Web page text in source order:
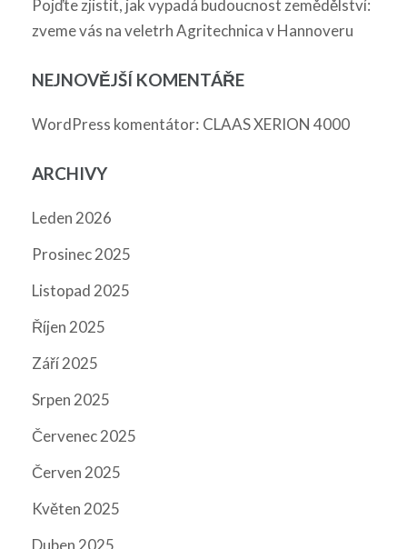
Pojďte zjistit, jak vypadá budoucnost zemědělství:
zveme vás na veletrh Agritechnica v Hannoveru
NEJNOVĚJŠÍ KOMENTÁŘE
WordPress komentátor: CLAAS XERION 4000
ARCHIVY
Leden 2026
Prosinec 2025
Listopad 2025
Říjen 2025
Září 2025
Srpen 2025
Červenec 2025
Červen 2025
Květen 2025
Duben 2025